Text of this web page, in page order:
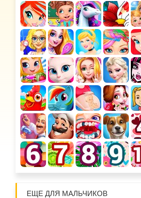
ЕЩЕ ДЛЯ МАЛЬЧИКОВ